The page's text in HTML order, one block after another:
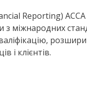
Reporting)
з міжнародних
і клієнтів.